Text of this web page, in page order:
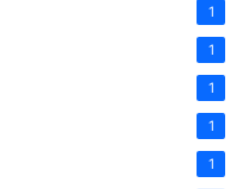
1
1
1
1
1